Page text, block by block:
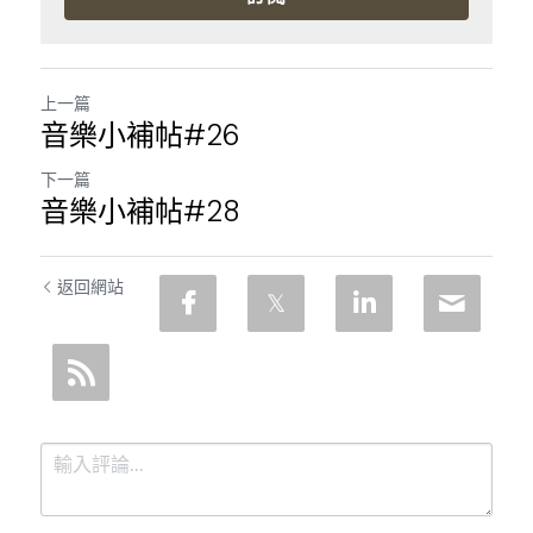
上一篇
音樂小補帖#26
下一篇
音樂小補帖#28
返回網站